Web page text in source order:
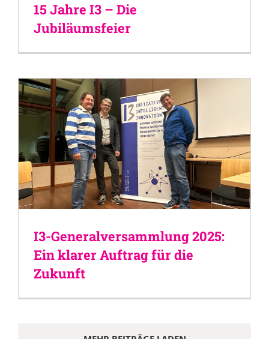
15 Jahre I3 – Die
Jubiläumsfeier
I3-Generalversammlung 2025:
Ein klarer Auftrag für die
Zukunft